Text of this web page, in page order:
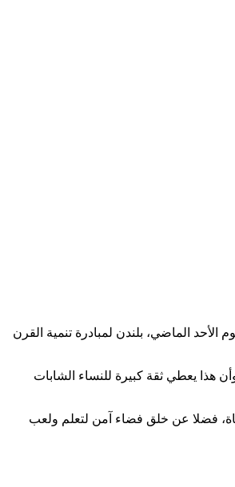
الأحد الماضي، بلندن لمبادرة تنمية القرن
هذا يعطي ثقة كبيرة للنساء الشابات
فضلا عن خلق فضاء آمن لتعلم ولعب